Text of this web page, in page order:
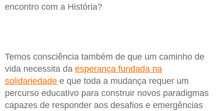
encontro com a História?
Temos consciência também de que um caminho de
vida necessita da esperança fundada na
solidariedade e que toda a mudança requer um
percurso educativo para construir novos paradigmas
capazes de responder aos desafios e emergências